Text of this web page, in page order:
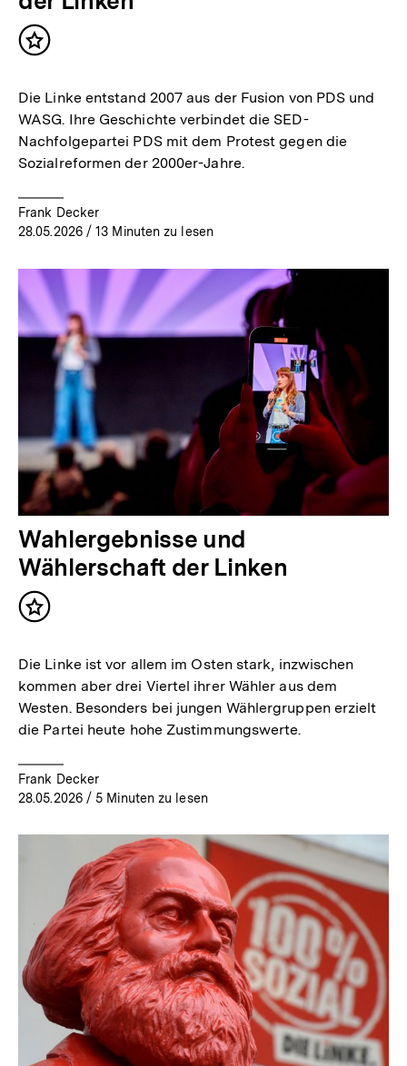
Inhalt
Die Linke entstand 2007 aus der Fusion von PDS und
WASG. Ihre Geschichte verbindet die SED-
Nachfolgepartei PDS mit dem Protest gegen die
Sozialreformen der 2000er-Jahre.
Frank Decker
28.05.2026/ 13 Minuten zu lesen
Wahlergebnisse und
Wählerschaft der Linken
Inhalt
Die Linke ist vor allem im Osten stark, inzwischen
kommen aber drei Viertel ihrer Wähler aus dem
Westen. Besonders bei jungen Wählergruppen erzielt
die Partei heute hohe Zustimmungswerte.
Frank Decker
28.05.2026/ 5 Minuten zu lesen